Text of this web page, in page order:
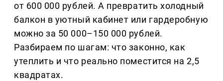
от 600 000 рублей. А превратить холодный
балкон в уютный кабинет или гардеробную
можно за 50 000–150 000 рублей.
Разбираем по шагам: что законно, как
утеплить и что реально поместится на 2,5
квадратах.